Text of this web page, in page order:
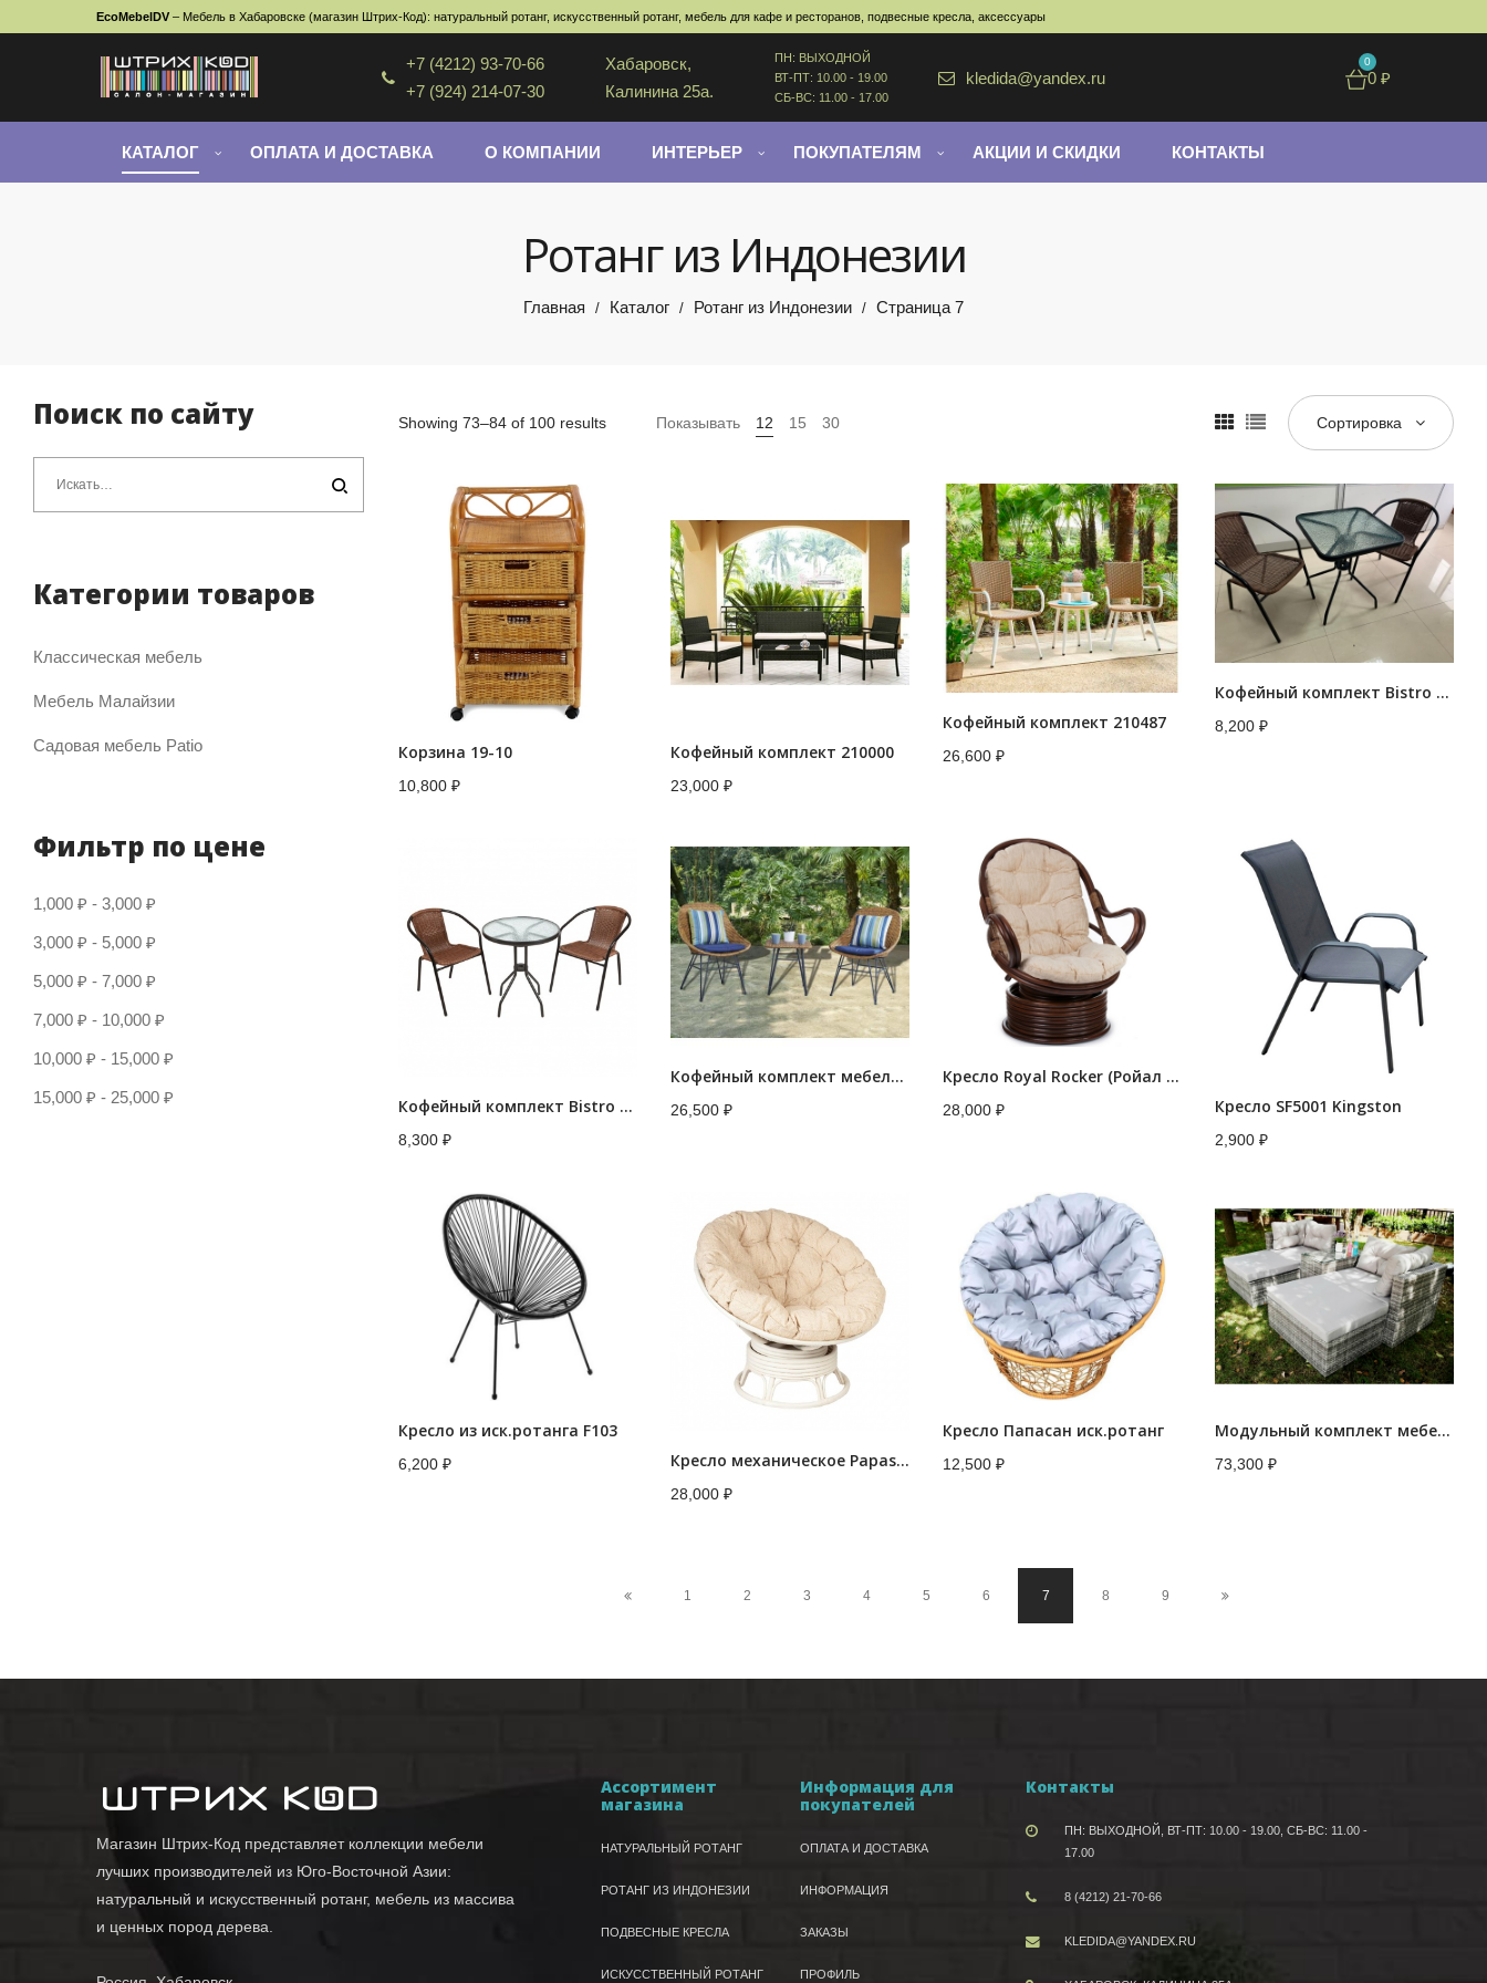
EcoMebelDV – Мебель в Хабаровске (магазин Штрих-Код): натуральный ротанг, искусственный ротанг, мебель для кафе и ресторанов, подвесные кресла, аксессуары
+7 (4212) 93-70-66
+7 (924) 214-07-30
Хабаровск,
Калинина 25а.
ПН: ВЫХОДНОЙ
ВТ-ПТ: 10.00 - 19.00
СБ-ВС: 11.00 - 17.00
kledida@yandex.ru
0
0 ₽
КАТАЛОГ ОПЛАТА И ДОСТАВКА О КОМПАНИИ ИНТЕРЬЕР ПОКУПАТЕЛЯМ АКЦИИ И СКИДКИ КОНТАКТЫ
Ротанг из Индонезии
Главная / Каталог / Ротанг из Индонезии / Страница 7
Showing 73–84 of 100 results Показывать 12 15 30 Сортировка
Корзина 19-10
10,800 ₽
Кофейный комплект 210000
23,000 ₽
Кофейный комплект 210487
26,600 ₽
Кофейный комплект Bistro (Бистро) с квадратным столом
8,200 ₽
Кофейный комплект Bistro (Бистро) с круглым столом
8,300 ₽
Кофейный комплект мебели 210488
26,500 ₽
Кресло Royal Rocker (Ройал Рокер) SMK31
28,000 ₽ Кресло SF5001 Kingston
2,900 ₽
Кресло из иск.ротанга F103
6,200 ₽ Кресло механическое Papasan (Папасан) 23-01B белое
28,000 ₽
Кресло Папасан иск.ротанг
12,500 ₽
Модульный комплект мебели LUC-WK10
73,300 ₽
1 2 3 4 5 6 7 8 9
Поиск по сайту
Категории товаров
Классическая мебель
Мебель Малайзии
Садовая мебель Patio
Фильтр по цене
1,000 ₽ - 3,000 ₽
3,000 ₽ - 5,000 ₽
5,000 ₽ - 7,000 ₽
7,000 ₽ - 10,000 ₽
10,000 ₽ - 15,000 ₽
15,000 ₽ - 25,000 ₽
Магазин Штрих-Код представляет коллекции мебели
лучших производителей из Юго-Восточной Азии:
натуральный и искусственный ротанг, мебель из массива
и ценных пород дерева.
Ассортимент
магазина
НАТУРАЛЬНЫЙ РОТАНГ
РОТАНГ ИЗ ИНДОНЕЗИИ
ПОДВЕСНЫЕ КРЕСЛА
ИСКУССТВЕННЫЙ РОТАНГ
Информация для
покупателей
ОПЛАТА И ДОСТАВКА
ИНФОРМАЦИЯ
ЗАКАЗЫ
ПРОФИЛЬ
Контакты
ПН: ВЫХОДНОЙ, ВТ-ПТ: 10.00 - 19.00, СБ-ВС: 11.00 -
17.00
8 (4212) 21-70-66
KLEDIDA@YANDEX.RU